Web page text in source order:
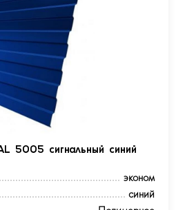
5005 сигнальный синий
эконом
синий